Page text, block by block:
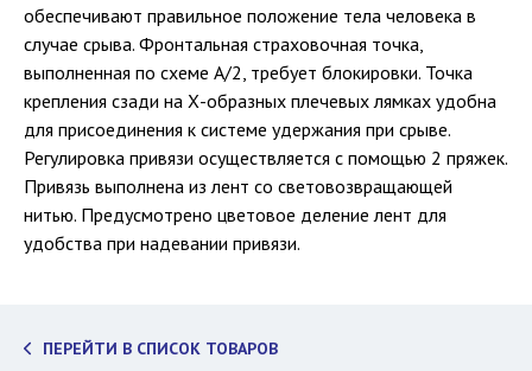
обеспечивают правильное положение тела человека в
случае срыва. Фронтальная страховочная точка,
выполненная по схеме А/2, требует блокировки. Точка
крепления сзади на Х-образных плечевых лямках удобна
для присоединения к системе удержания при срыве.
Регулировка привязи осуществляется с помощью 2 пряжек.
Привязь выполнена из лент со световозвращающей
нитью. Предусмотрено цветовое деление лент для
удобства при надевании привязи.
ПЕРЕЙТИ В СПИСОК ТОВАРОВ